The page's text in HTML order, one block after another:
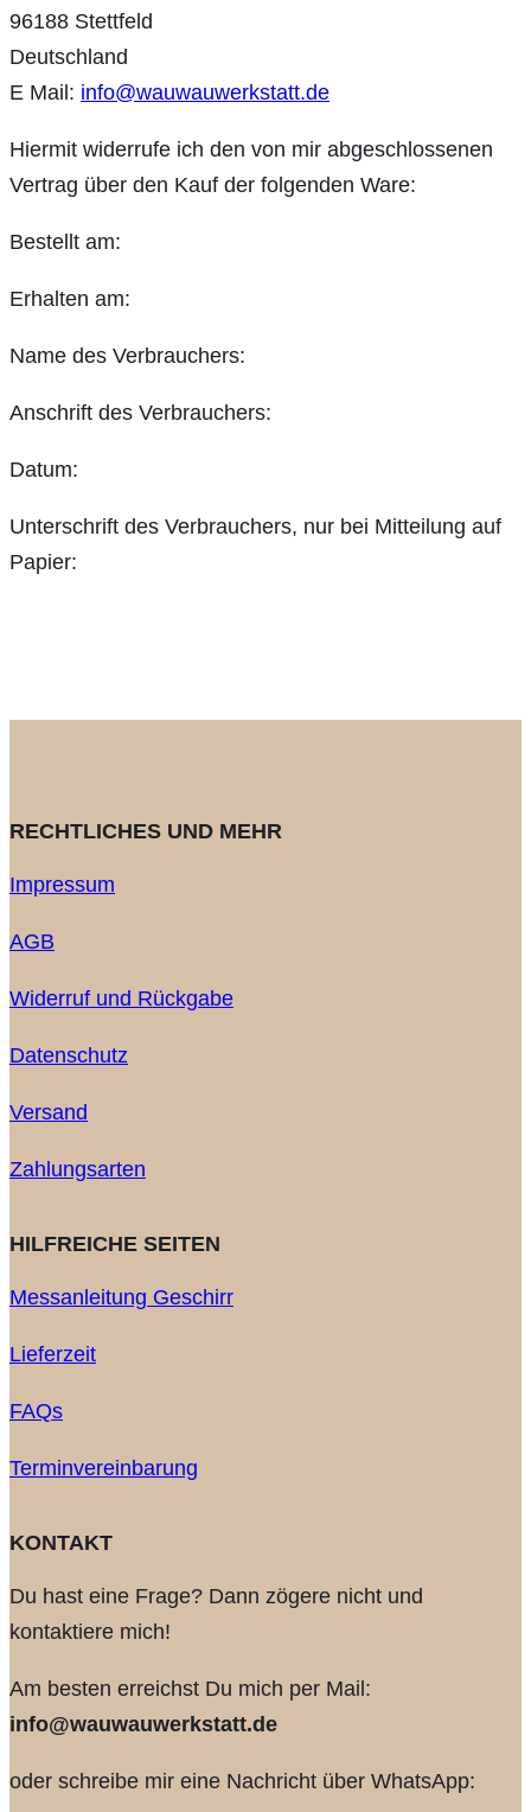
96188 Stettfeld
Deutschland
E Mail: info@wauwauwerkstatt.de
Hiermit widerrufe ich den von mir abgeschlossenen
Vertrag über den Kauf der folgenden Ware:
Bestellt am:
Erhalten am:
Name des Verbrauchers:
Anschrift des Verbrauchers:
Datum:
Unterschrift des Verbrauchers, nur bei Mitteilung auf
Papier:
RECHTLICHES UND MEHR
Impressum
AGB
Widerruf und Rückgabe
Datenschutz
Versand
Zahlungsarten
HILFREICHE SEITEN
Messanleitung Geschirr
Lieferzeit
FAQs
Terminvereinbarung
KONTAKT
Du hast eine Frage? Dann zögere nicht und
kontaktiere mich!
Am besten erreichst Du mich per Mail:
info@wauwauwerkstatt.de
oder schreibe mir eine Nachricht über WhatsApp: